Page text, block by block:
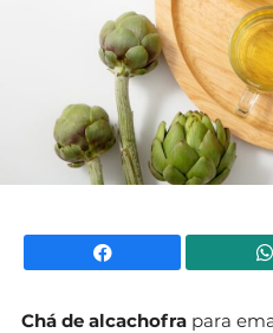
Facebook
Chá de alcachofra para